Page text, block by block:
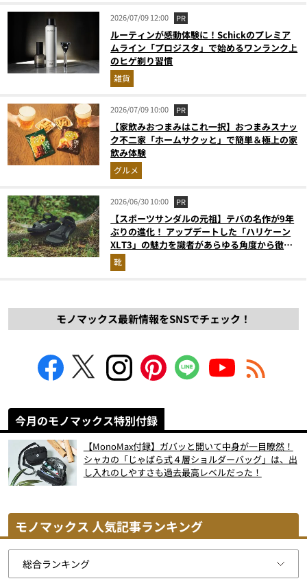
2026/07/09 12:00 PR
ルーティンが感動体験に！Schickのプレミア
ムライン「プロジスタ」で始めるワンランク上
のヒゲ剃り習慣
雑貨
2026/07/09 10:00 PR
【家飲みおつまみはこれ一択】おつまみスナッ
ク不二家「ホームサクッと」で簡単＆極上の家
飲み体験
グルメ
2026/06/30 10:00 PR
【スポーツサンダルの元祖】テバの名作が9年
ぶりの進化！ アップデートした「ハリケーン
XLT3」の魅力を識者があらゆる角度から徹底
解説！
靴
モノマックス最新情報をSNSでチェック！
今月のモノマックス特別付録
【MonoMax付録】ガバッと開いて中身が一目瞭然！
シャカの「じゃばら式４層ショルダーバッグ」は、出
し入れのしやすさも過去最高レベルだった！
モノマックス 人気記事ランキング